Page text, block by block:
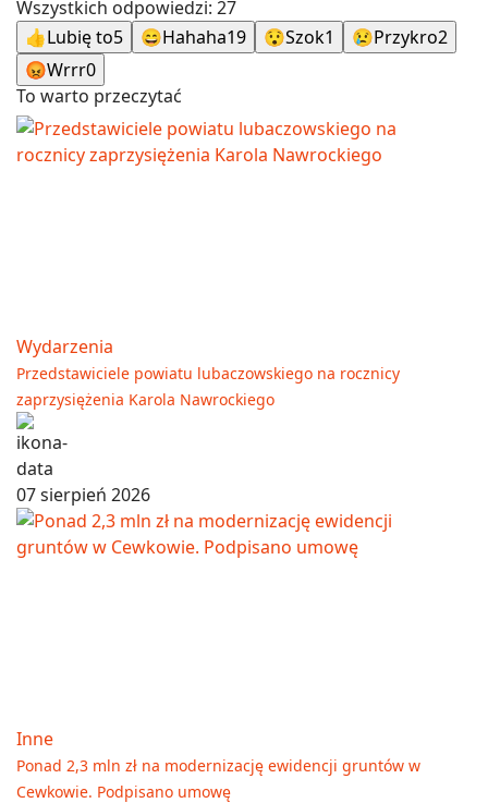
Wszystkich odpowiedzi: 27
👍Lubię to5 😄Hahaha19 😯Szok1 😢Przykro2
😡Wrrr0
To warto przeczytać
Wydarzenia
Przedstawiciele powiatu lubaczowskiego na rocznicy
zaprzysiężenia Karola Nawrockiego
07 sierpień 2026
Inne
Ponad 2,3 mln zł na modernizację ewidencji gruntów w
Cewkowie. Podpisano umowę